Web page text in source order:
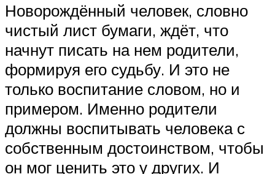
Новорождённый человек, словно
чистый лист бумаги, ждёт, что
начнут писать на нем родители,
формируя его судьбу. И это не
только воспитание словом, но и
примером. Именно родители
должны воспитывать человека с
собственным достоинством, чтобы
он мог ценить это у других. И